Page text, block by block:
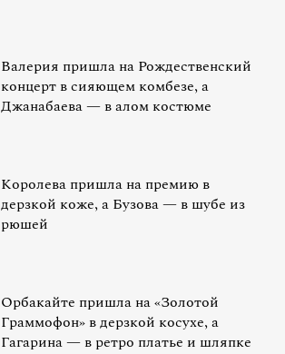
Валерия пришла на Рождественский
концерт в сияющем комбезе, а
Джанабаева — в алом костюме
Королева пришла на премию в
дерзкой коже, а Бузова — в шубе из
рюшей
Орбакайте пришла на «Золотой
Граммофон» в дерзкой косухе, а
Гагарина — в ретро платье и шляпке